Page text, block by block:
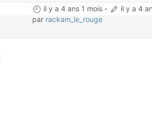
il y a 4 ans 1 mois - il y a 4
par rackam_le_rouge